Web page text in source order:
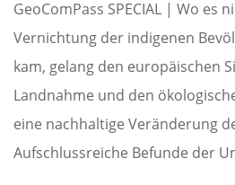
GeoComPass SPECIAL | Wo es
Vernichtung der indigenen
kam, gelang den europäischen
Landnahme und den
eine nachhaltige Veränderung
Aufschlussreiche Befunde der